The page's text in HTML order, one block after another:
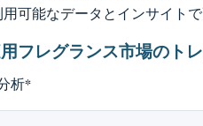
可能なデータとインサイトで
フレグランス市場のト
析*